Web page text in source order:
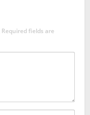
Required fields are